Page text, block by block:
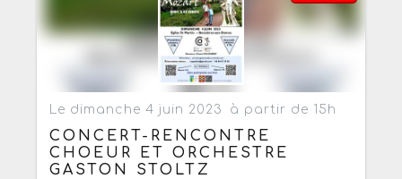
Le dimanche 4 juin 2023 à partir de 15h
CONCERT-RENCONTRE
CHOEUR ET ORCHESTRE
GASTON STOLTZ